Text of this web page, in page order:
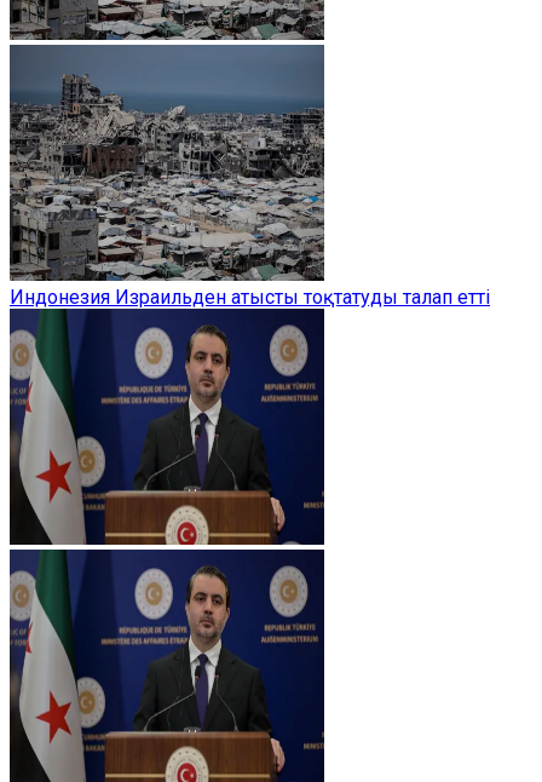
Индонезия Израильден атысты тоқтатуды талап етті